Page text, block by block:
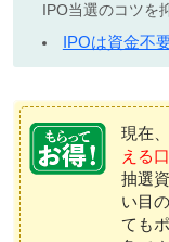
IPO当選のコツを
IPOは資金不
現在、
える
抽選
い目の
ても